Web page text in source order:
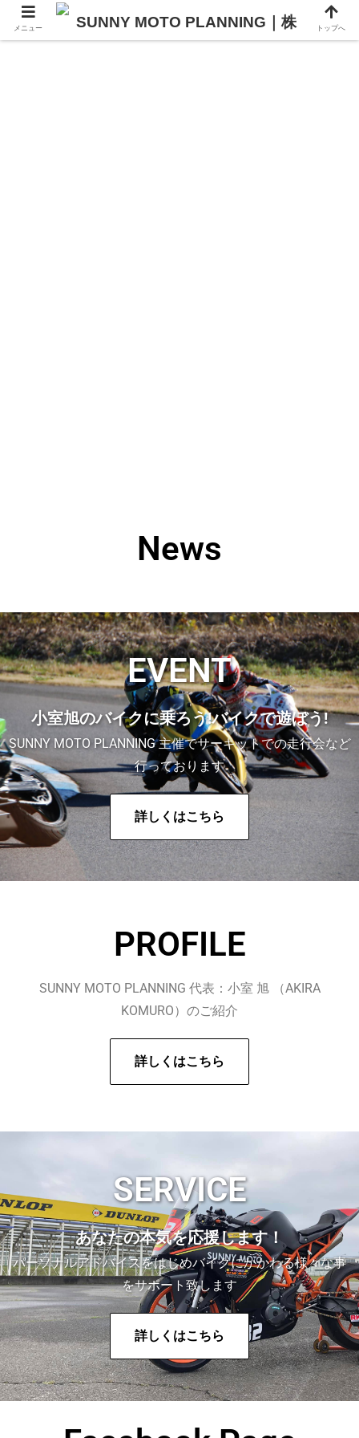
News
EVENT
小室旭のバイクに乗ろう!バイクで遊ぼう!
SUNNY MOTO PLANNING 主催でサーキットでの走行会など
行っております
詳しくはこちら
PROFILE
SUNNY MOTO PLANNING 代表：小室 旭 （AKIRA
KOMURO）のご紹介
詳しくはこちら
SERVICE
あなたの本気を応援します！
パーソナルアドバイスをはじめバイクにかかわる様々な事
をサポート致します
詳しくはこちら
メニュー トップへ